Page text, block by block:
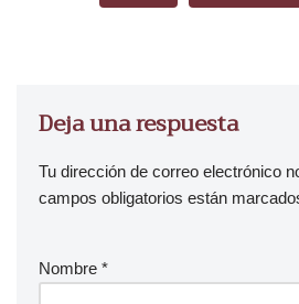
Deja una respuesta
Tu dirección de correo electrónico
campos obligatorios están
Nombre *